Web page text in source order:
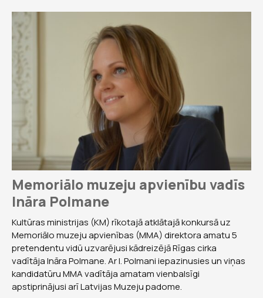
Memoriālo muzeju apvienību vadīs
Ināra Polmane
Kultūras ministrijas (KM) rīkotajā atklātajā konkursā uz
Memoriālo muzeju apvienības (MMA) direktora amatu 5
pretendentu vidū uzvarējusi kādreizējā Rīgas cirka
vadītāja Ināra Polmane. Ar I. Polmani iepazinusies un viņas
kandidatūru MMA vadītāja amatam vienbalsīgi
apstiprinājusi arī Latvijas Muzeju padome.